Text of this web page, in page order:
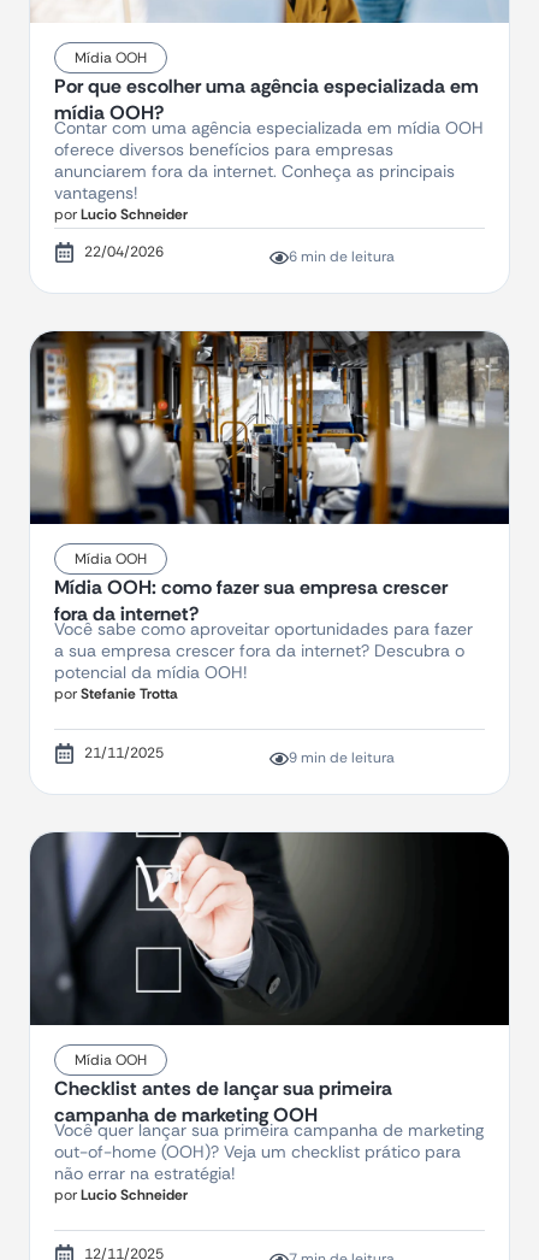
Mídia OOH
Por que escolher uma agência especializada em
mídia OOH?​
Contar com uma agência especializada em mídia OOH
oferece diversos benefícios para empresas
anunciarem fora da internet. Conheça as principais
vantagens!
porLucio Schneider
22/04/2026
6 min de leitura
Mídia OOH
Mídia OOH: como fazer sua empresa crescer
fora da internet?
Você sabe como aproveitar oportunidades para fazer
a sua empresa crescer fora da internet? Descubra o
potencial da mídia OOH!
porStefanie Trotta
21/11/2025 9 min de leitura
Mídia OOH
Checklist antes de lançar sua primeira
campanha de marketing OOH
Você quer lançar sua primeira campanha de marketing
out-of-home (OOH)? Veja um checklist prático para
não errar na estratégia!
porLucio Schneider
12/11/2025